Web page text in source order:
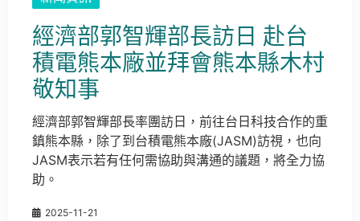
經濟部郭智輝部長訪日 赴台
積電熊本廠並拜會熊本縣木村
敬知事
經濟部郭智輝部長率團訪日，前往台日科技合作的重
鎮熊本縣，除了到台積電熊本廠(JASM)訪視，也向
JASM表示若有任何需協助與溝通的議題，將全力協
助。
2025-11-21